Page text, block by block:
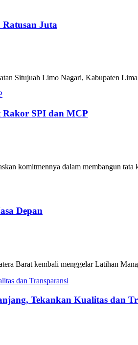
Juta
Situjuah Limo Nagari, Kabupaten
SPI dan MCP
komitmennya dalam membangun
Depan
Barat kembali menggelar Latihan
Tekankan Kualitas dan